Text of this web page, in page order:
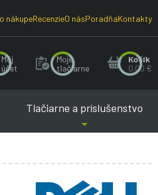
nákupeRecenzieO násPoradňaKontakty
Môj
účet
Moje
tlačiarne
Košík
0.00 €
Tlačiarne a príslušenstvo